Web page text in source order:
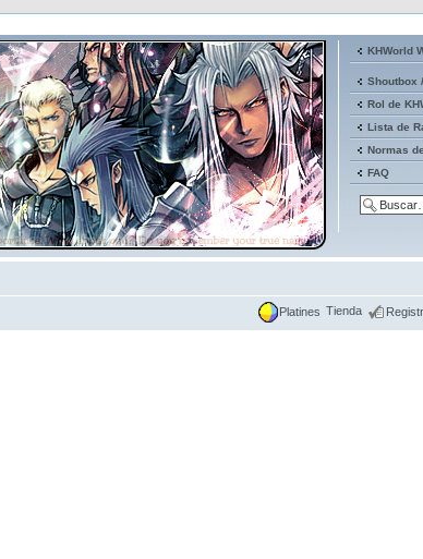
KHWorld
Shoutbox
Rol de
Lista de
Normas
FAQ
Platines Tienda